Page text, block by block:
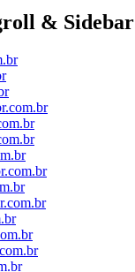
& Sidebar